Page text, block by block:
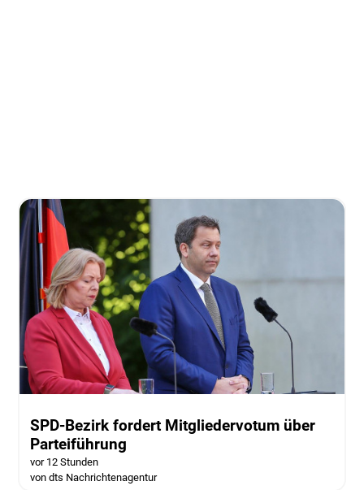
SPD-Bezirk fordert Mitgliedervotum über
Parteiführung
vor 12 Stunden
von dts Nachrichtenagentur